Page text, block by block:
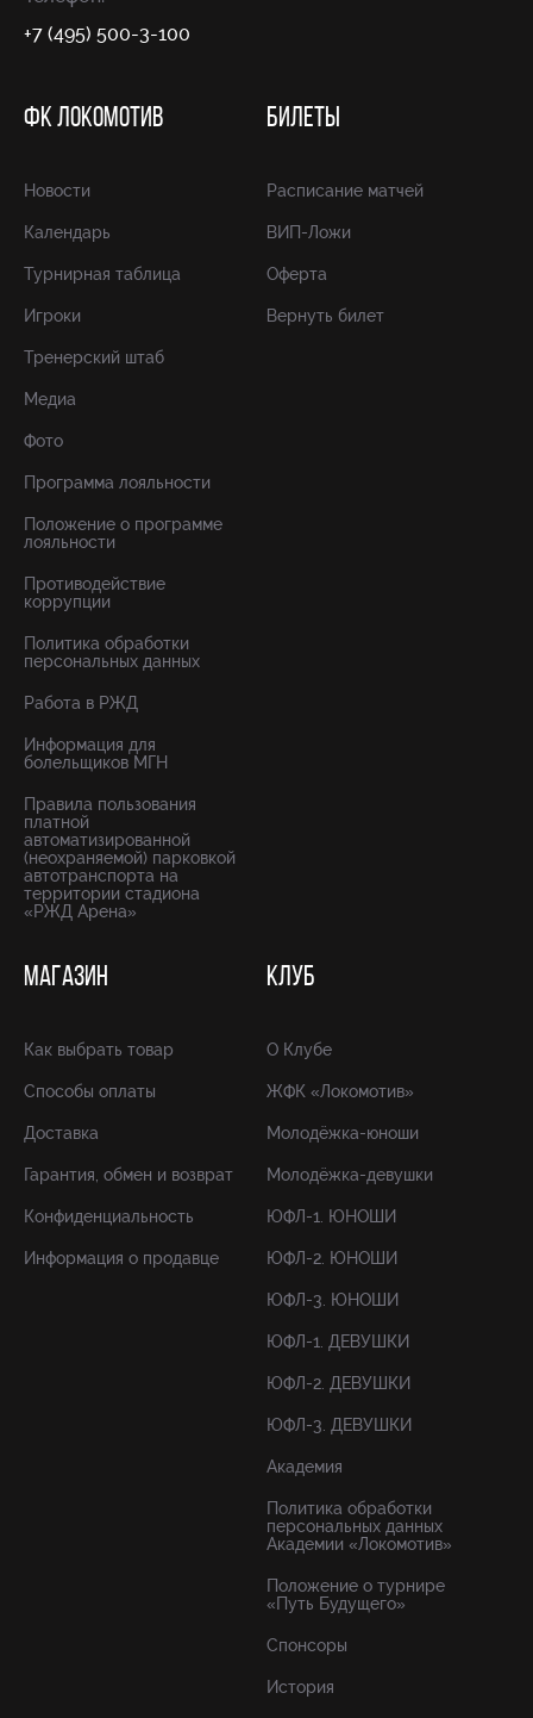
+7 (495) 500-3-100
ФК ЛОКОМОТИВ
Новости
Календарь
Турнирная таблица
Игроки
Тренерский штаб
Медиа
Фото
Программа лояльности
Положение о программе
лояльности
Противодействие
коррупции
Политика обработки
персональных данных
Работа в РЖД
Информация для
болельщиков МГН
Правила пользования
платной
автоматизированной
(неохраняемой) парковкой
автотранспорта на
территории стадиона
«РЖД Арена»
БИЛЕТЫ
Расписание матчей
ВИП-Ложи
Оферта
Вернуть билет
МАГАЗИН
Как выбрать товар
Способы оплаты
Доставка
Гарантия, обмен и возврат
Конфиденциальность
Информация о продавце
КЛУБ
О Клубе
ЖФК «Локомотив»
Молодёжка-юноши
Молодёжка-девушки
ЮФЛ-1. ЮНОШИ
ЮФЛ-2. ЮНОШИ
ЮФЛ-3. ЮНОШИ
ЮФЛ-1. ДЕВУШКИ
ЮФЛ-2. ДЕВУШКИ
ЮФЛ-3. ДЕВУШКИ
Академия
Политика обработки
персональных данных
Академии «Локомотив»
Положение о турнире
«Путь Будущего»
Спонсоры
История